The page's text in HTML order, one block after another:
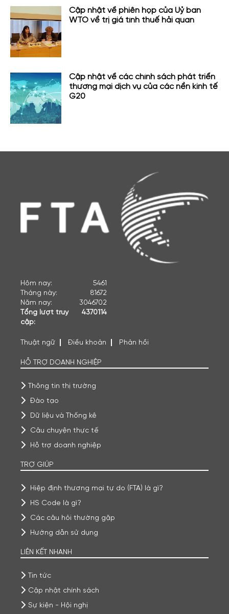
Cập nhật về phiên họp của Uỷ ban
WTO về trị giá tính thuế hải quan
Cập nhật về các chính sách phát triển
thương mại dịch vụ của các nền kinh tế
G20
Hôm nay:
5461
Tháng này:
81672
Năm nay:
3046702
Tổng lượt truy
cập:
4370114
Thuật ngữ Điều khoản Phản hồi
HỖ TRỢ DOANH NGHIỆP
Thông tin thị trường
Đào tạo
Dữ liệu và Thống kê
Câu chuyện thực tế
Hỗ trợ doanh nghiệp
TRỢ GIÚP
Hiệp định thương mại tự do (FTA) là gì?
HS Code là gì?
Các câu hỏi thường gặp
Hướng dẫn sử dụng
LIÊN KẾT NHANH
Tin tức
Cập nhật chính sách
Sự kiện - Hội nghị